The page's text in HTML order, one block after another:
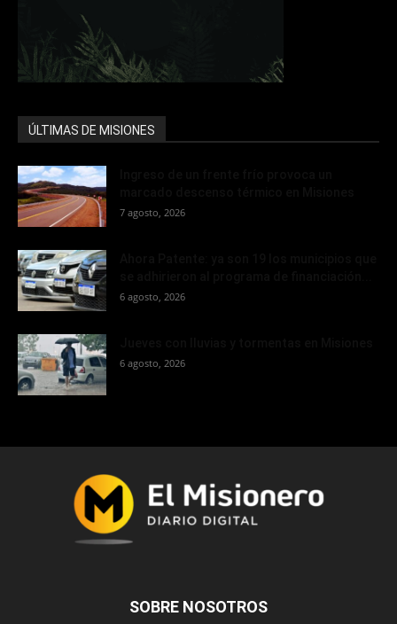
ÚLTIMAS DE MISIONES
7 agosto, 2026
6 agosto, 2026
6 agosto, 2026
SOBRE NOSOTROS